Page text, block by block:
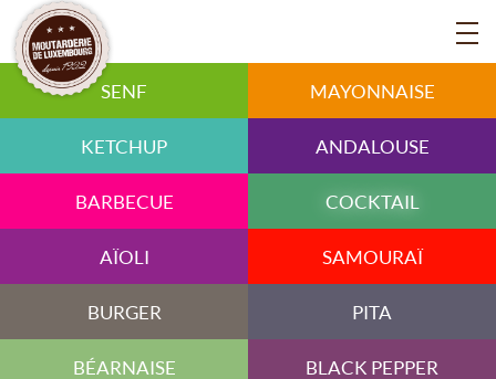
SENF MAYONNAISE
KETCHUP ANDALOUSE
BARBECUE COCKTAIL
AÏOLI SAMOURAÏ
BURGER PITA
BÉARNAISE BLACK PEPPER